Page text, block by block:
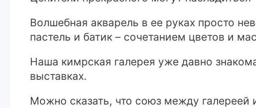
Волшебная акварель в ее руках просто
пастель и батик – сочетанием цветов и
Наша кимрская галерея уже давно
выставках.
Можно сказать, что союз между